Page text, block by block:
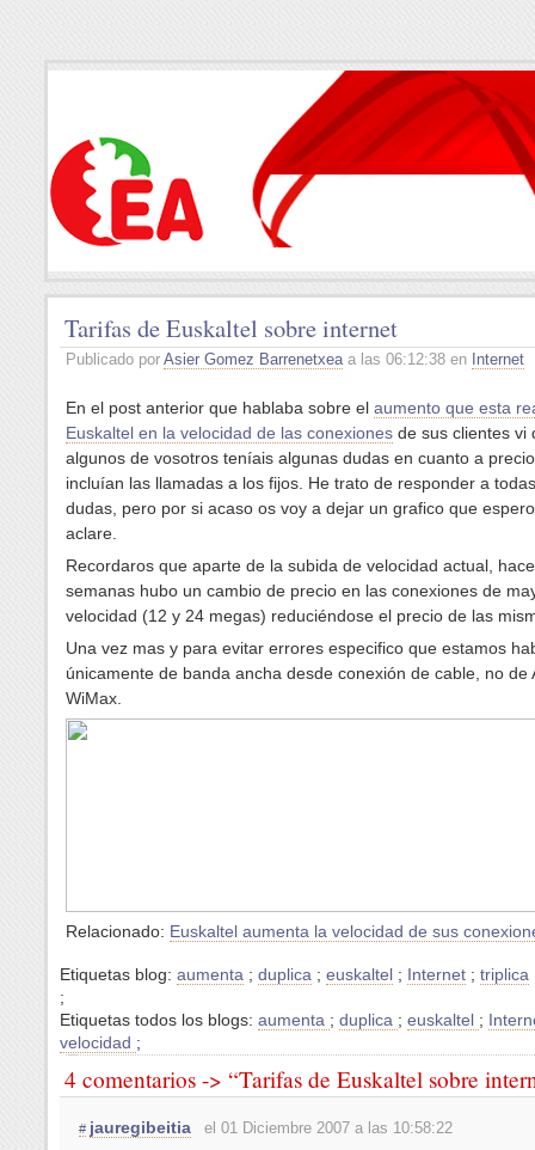
Tarifas de Euskaltel sobre internet
Publicado por Asier Gomez Barrenetxeaa las 06:12:38 en Internet
En el post anterior que hablaba sobre el aumento que esta
Euskaltel en la velocidad de las conexiones de sus clientes vi
algunos de vosotros teníais algunas dudas en cuanto a
incluían las llamadas a los fijos. He trato de responder a
dudas, pero por si acaso os voy a dejar un grafico que
aclare.
Recordaros que aparte de la subida de velocidad actual,
semanas hubo un cambio de precio en las conexiones de
velocidad (12 y 24 megas) reduciéndose el precio de las
Una vez mas y para evitar errores especifico que estamos
únicamente de banda ancha desde conexión de cable, no de
WiMax.
Relacionado: Euskaltel aumenta la velocidad de sus
Etiquetas blog: aumenta ; duplica ; euskaltel ; Internet ; triplica
;
Etiquetas todos los blogs: aumenta ; duplica ; euskaltel ;
velocidad ;
4 comentarios -> “Tarifas de Euskaltel sobre
# jauregibeitia
el 01 Diciembre 2007 a las 10:58:22